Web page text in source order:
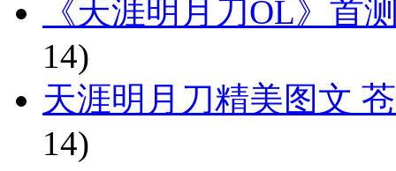
《天涯明月刀OL》首
14)
天涯明月刀精美图文
14)